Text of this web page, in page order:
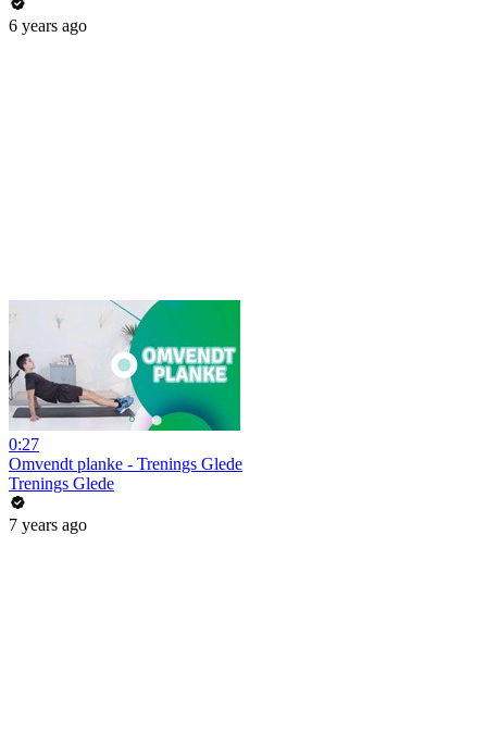
6 years ago
0:27
Omvendt planke - Trenings Glede
Trenings Glede
7 years ago